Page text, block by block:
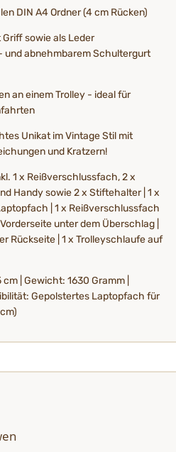
DIN A4 Ordner (4 cm Rücken)
sowie als Leder
abnehmbarem Schultergurt
an einem Trolley - ideal für
Unikat im Vintage Stil mit
und Kratzern!
1 x Reißverschlussfach, 2 x
Handy sowie 2 x Stiftehalter | 1 x
| 1 x Reißverschlussfach
unter dem Überschlag |
Rückseite | 1 x Trolleyschlaufe auf
| Gewicht: 1630 Gramm |
Gepolstertes Laptopfach für